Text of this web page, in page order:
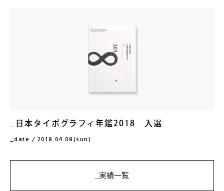
日本タイポグラフィ年鑑2018 入選
date / 2018.04.08(sun)
実績一覧